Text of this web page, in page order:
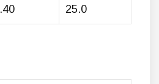
25.0